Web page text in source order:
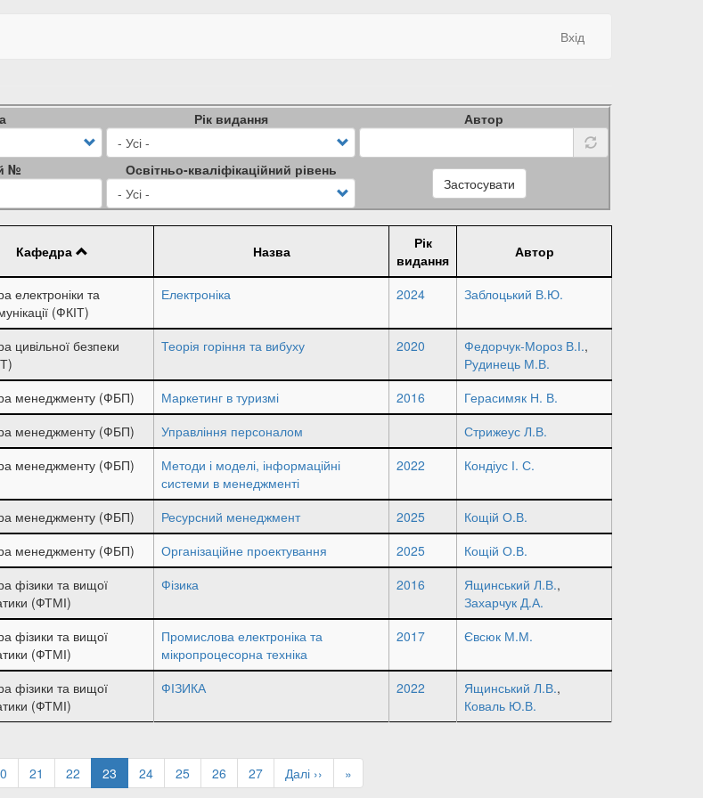
Вхід
Рік видання Автор
№ Освітньо-кваліфікаційний рівень
Застосувати
Кафедра Назва
Рік
видання
Автор
електроніки та
(ФКІТ)
Електроніка 2024 Заблоцький В.Ю.
цивільної безпеки
Теорія горіння та вибуху 2020 Федорчук-Мороз В.І.,
Рудинець М.В.
менеджменту (ФБП) Маркетинг в туризмі 2016
Герасимяк Н. В.
менеджменту (ФБП) Управління персоналом
Стрижеус Л.В.
менеджменту (ФБП)
Методи і моделі, інформаційні
системи в менеджменті
2022 Кондіус І. С.
менеджменту (ФБП) Ресурсний менеджмент 2025
Кощій О.В.
менеджменту (ФБП) Організаційне проектування 2025
Кощій О.В.
фізики та вищої
(ФТМІ)
Фізика 2016 Ящинський Л.В.,
Захарчук Д.А.
фізики та вищої
(ФТМІ)
Промислова електроніка та
мікропроцесорна техніка
2017 Євсюк М.М.
фізики та вищої
(ФТМІ)
ФІЗИКА 2022 Ящинський Л.В.,
Коваль Ю.В.
Page
21 Page
22
Поточна
сторінка
23 Page
24 Page
25 Page
26 Page
27
Наступна
сторінка
Далі ››
Остання
сторінка
»